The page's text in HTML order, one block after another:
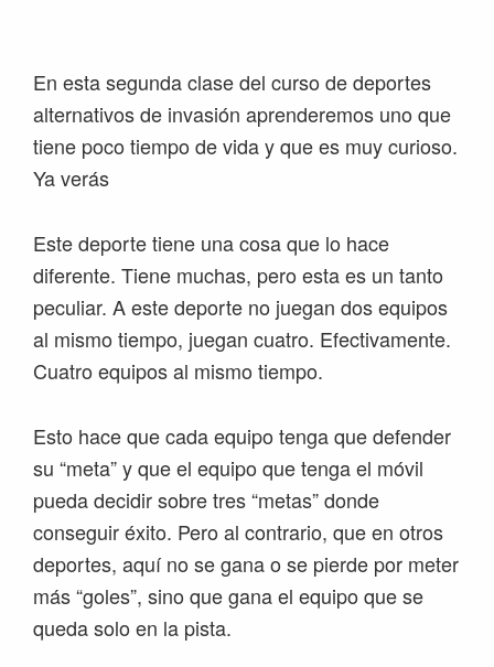
navegación
principal
contenido
principal
barra
lateral
principal
página
En esta segunda clase del curso de deportes
alternativos de invasión aprenderemos uno que
tiene poco tiempo de vida y que es muy curioso.
Ya verás
Este deporte tiene una cosa que lo hace
diferente. Tiene muchas, pero esta es un tanto
peculiar. A este deporte no juegan dos equipos
al mismo tiempo, juegan cuatro. Efectivamente.
Cuatro equipos al mismo tiempo.
Esto hace que cada equipo tenga que defender
su “meta” y que el equipo que tenga el móvil
pueda decidir sobre tres “metas” donde
conseguir éxito. Pero al contrario, que en otros
deportes, aquí no se gana o se pierde por meter
más “goles”, sino que gana el equipo que se
queda solo en la pista.